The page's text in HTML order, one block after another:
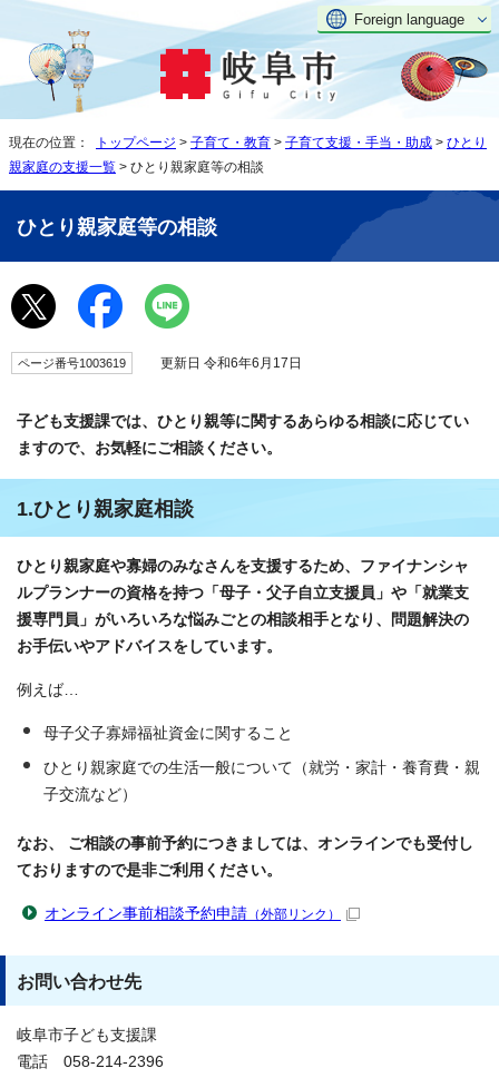
Foreign language
現在の位置： トップページ > 子育て・教育 > 子育て支援・手当・助成 > ひとり
親家庭の支援一覧 > ひとり親家庭等の相談
ひとり親家庭等の相談
ページ番号1003619 更新日 令和6年6月17日
子ども支援課では、ひとり親等に関するあらゆる相談に応じてい
ますので、お気軽にご相談ください。
1.ひとり親家庭相談
ひとり親家庭や寡婦のみなさんを支援するため、ファイナンシャ
ルプランナーの資格を持つ「母子・父子自立支援員」や「就業支
援専門員」がいろいろな悩みごとの相談相手となり、問題解決の
お手伝いやアドバイスをしています。
例えば…
母子父子寡婦福祉資金に関すること
ひとり親家庭での生活一般について（就労・家計・養育費・親
子交流など）
なお、 ご相談の事前予約につきましては、オンラインでも受付し
ておりますので是非ご利用ください。
オンライン事前相談予約申請 （外部リンク）
お問い合わせ先
岐阜市子ども支援課
電話 058-214-2396